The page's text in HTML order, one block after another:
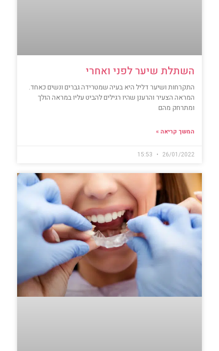
השתלת שיער לפני ואחרי
התקרחות ושיער דליל היא בעיה שמטרידה גברים ונשים כאחד.
המראה הצעיר והרענן שהיו רגילים להביט עליו במראה הולך
ומתרחק מהם
המשך קריאה »
26/01/2022